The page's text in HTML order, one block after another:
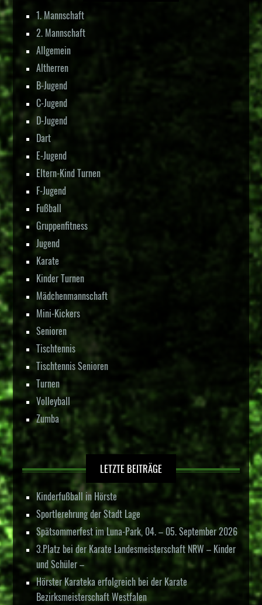
1. Mannschaft
2. Mannschaft
Allgemein
Altherren
B-Jugend
C-Jugend
D-Jugend
Dart
E-Jugend
Eltern-Kind Turnen
F-Jugend
Fußball
Gruppenfitness
Jugend
Karate
Kinder Turnen
Mädchenmannschaft
Mini-Kickers
Senioren
Tischtennis
Tischtennis Senioren
Turnen
Volleyball
Zumba
LETZTE BEITRÄGE
Kinderfußball in Hörste
Sportlerehrung der Stadt Lage
Spätsommerfest im Luna-Park, 04. – 05. September 2026
3.Platz bei der Karate Landesmeisterschaft NRW – Kinder
und Schüler –
Hörster Karateka erfolgreich bei der Karate
Bezirksmeisterschaft Westfalen